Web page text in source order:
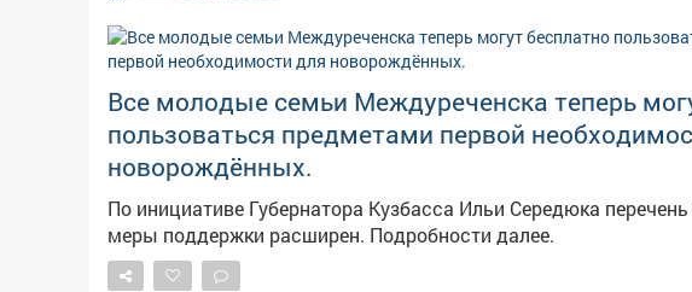
Все молодые семьи Междуреченска теперь
пользоваться предметами первой
новорождённых.
По инициативе Губернатора Кузбасса Ильи Середюка перечень
меры поддержки расширен. Подробности далее.